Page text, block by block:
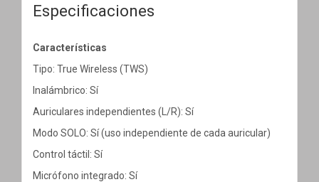
Especificaciones
Características
Tipo: True Wireless (TWS)
Inalámbrico: Sí
Auriculares independientes (L/R): Sí
Modo SOLO: Sí (uso independiente de cada auricular)
Control táctil: Sí
Micrófono integrado: Sí